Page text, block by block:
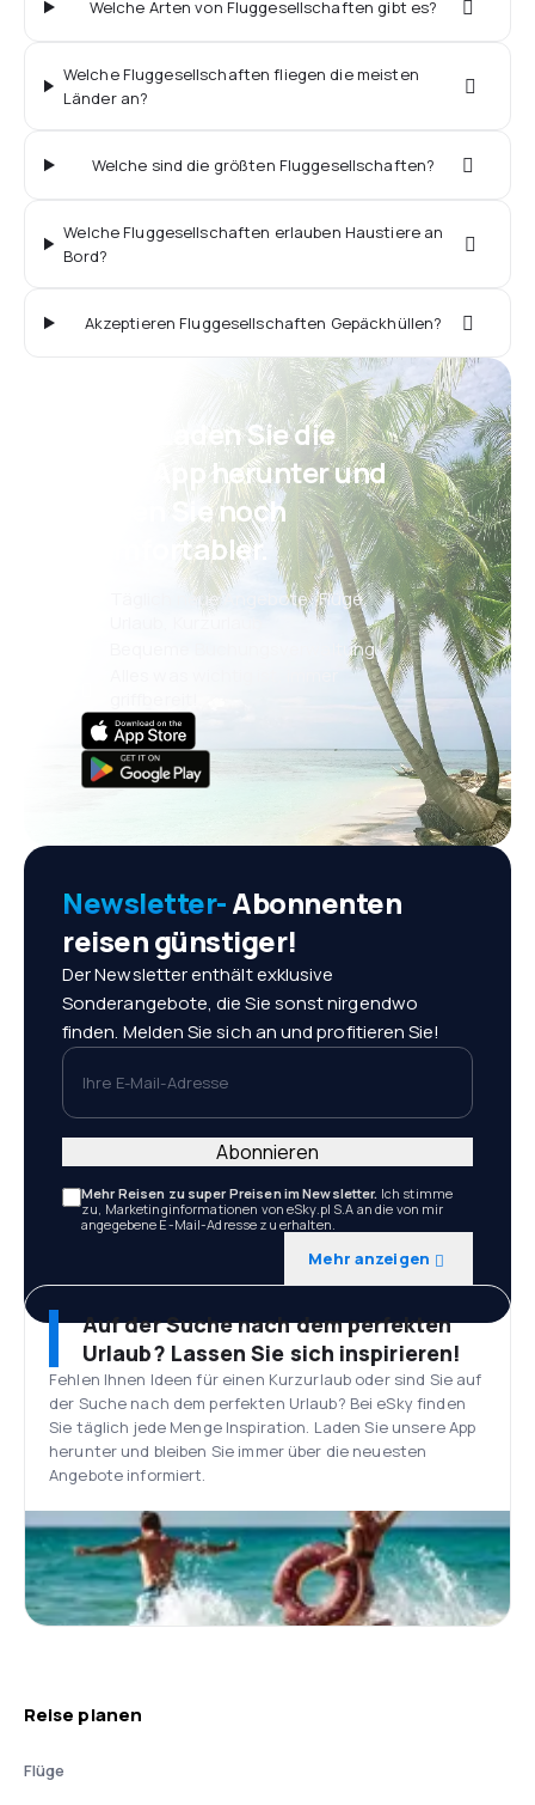
Welche Arten von Fluggesellschaften gibt es?
Welche Fluggesellschaften fliegen die meisten
Länder an?
Welche sind die größten Fluggesellschaften?
Welche Fluggesellschaften erlauben Haustiere an
Bord?
Akzeptieren Fluggesellschaften Gepäckhüllen?
Psst! Laden Sie die
eSky App herunter und
reisen Sie noch
komfortabler.
Täglich neue Angebote: Flüge,
Bequeme Buchungsverwaltung
Newsletter-Abonnenten
reisen günstiger!
Der Newsletter enthält exklusive
Sonderangebote, die Sie sonst nirgendwo
finden. Melden Sie sich an und profitieren Sie!
Ihre E-Mail-Adresse
Mehr Reisen zu super Preisen im Newsletter. Ich stimme
zu, Marketinginformationen von eSky.pl S.A an die von mir
angegebene E-Mail-Adresse zu erhalten.
Mehr anzeigen
Abonnieren
Auf der Suche nach dem perfekten
Urlaub? Lassen Sie sich inspirieren!
Fehlen Ihnen Ideen für einen Kurzurlaub oder sind Sie auf
der Suche nach dem perfekten Urlaub? Bei eSky finden
Sie täglich jede Menge Inspiration. Laden Sie unsere App
herunter und bleiben Sie immer über die neuesten
Angebote informiert.
Reise planen
Flüge